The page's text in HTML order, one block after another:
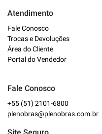
Atendimento
Fale Conosco
Trocas e Devoluções
Área do Cliente
Portal do Vendedor
Fale Conosco
+55 (51) 2101-6800
plenobras@plenobras.com.br
Online
Bem vindo a Plenobras!
encontra toda a linha de
O que você deseja?
Dúvidas técnicas